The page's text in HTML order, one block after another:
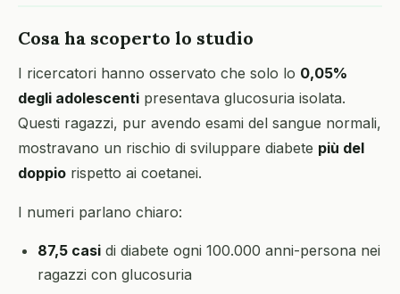
Cosa ha scoperto lo studio
I ricercatori hanno osservato che solo lo 0,05%
degli adolescenti presentava glucosuria isolata.
Questi ragazzi, pur avendo esami del sangue normali,
mostravano un rischio di sviluppare diabete più del
doppio rispetto ai coetanei.
I numeri parlano chiaro:
87,5 casi di diabete ogni 100.000 anni-persona nei
ragazzi con glucosuria